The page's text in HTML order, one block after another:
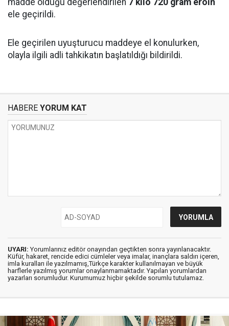
madde olduğu değerlendirilen 7 kilo 720 gram eroin
ele geçirildi.
Ele geçirilen uyuşturucu maddeye el konulurken,
olayla ilgili adli tahkikatın başlatıldığı bildirildi.
HABERE YORUM KAT
UYARI: Yorumlarınız editör onayından geçtikten sonra yayınlanacaktır.
Küfür, hakaret, rencide edici cümleler veya imalar, inançlara saldırı içeren,
imla kuralları ile yazılmamış,Türkçe karakter kullanılmayan ve büyük
harflerle yazılmış yorumlar onaylanmamaktadır. Yapılan yorumlardan
yazarları sorumludur. Kurumumuz hiçbir şekilde sorumlu tutulamaz.